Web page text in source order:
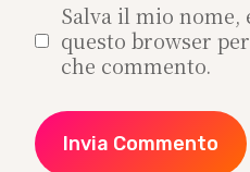
Salva il mio nome,
questo browser
che commento.